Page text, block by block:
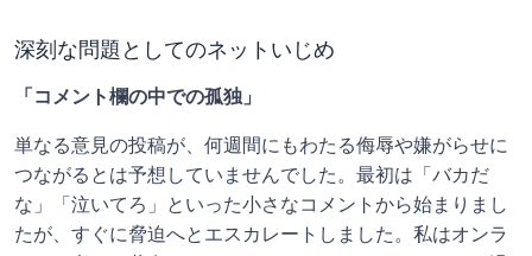
深刻な問題としてのネットいじめ
「コメント欄の中での孤独」
単なる意見の投稿が、何週間にもわたる侮辱や嫌がらせに
つながるとは予想していませんでした。最初は「バカだ
な」「泣いてろ」といった小さなコメントから始まりまし
たが、すぐに脅迫へとエスカレートしました。私はオンラ